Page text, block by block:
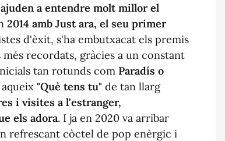
a entendre molt millor el
2014 amb Just ara, el seu primer
d'èxit, s'ha embutxacat els premis
recordats, gràcies a un constant
tan rotunds com Paradís o
"Què tens tu" de tan llarg
i visites a l'estranger,
els adora. I ja en 2020 va arribar
refrescant còctel de pop enèrgic i